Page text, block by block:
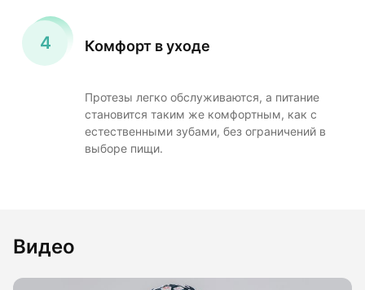
Комфорт в уходе
Протезы легко обслуживаются, а питание
становится таким же комфортным, как с
естественными зубами, без ограничений в
выборе пищи.
Видео